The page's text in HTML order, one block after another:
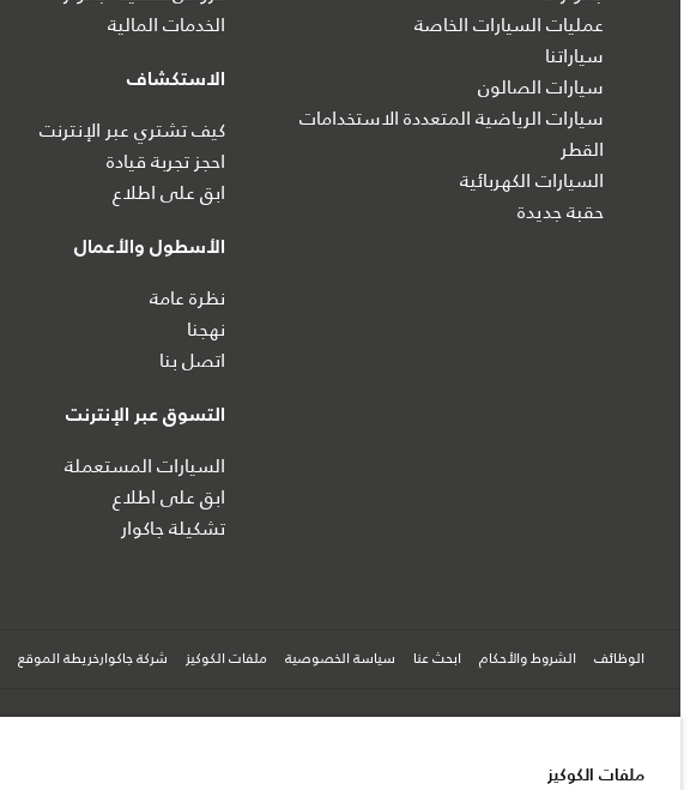
عمليات السيارات الخاصة
سياراتنا
سيارات الصالون
سيارات الرياضية المتعددة الاستخدامات
القطر
السيارات الكهربائية
حقبة جديدة
الخدمات المالية
الاستكشاف
كيف تشتري عبر الإنترنت
احجز تجربة قيادة
ابق على اطلاع
الأسطول والأعمال
نظرة عامة
نهجنا
اتصل بنا
التسوق عبر الإنترنت
السيارات المستعملة
ابق على اطلاع
تشكيلة جاكوار
الوظائف الشروط والأحكام ابحث عنا سياسة الخصوصية ملفات الكوكيز شركة جاكوارخريطة الموقع
ملفات الكوكيز